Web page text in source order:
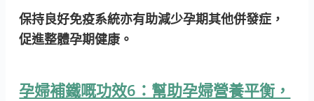
保持良好免疫系統亦有助減少孕期其他併發症，
促進整體孕期健康。
孕婦補鐵嘅功效6：幫助孕婦營養平衡，